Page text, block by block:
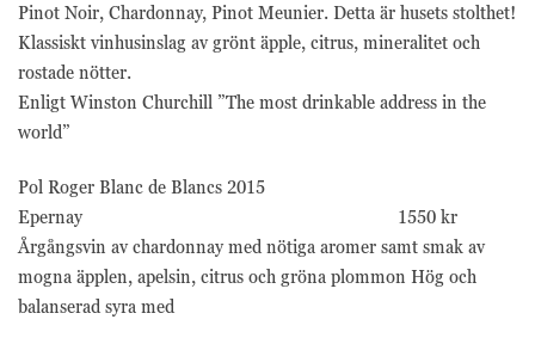
Pinot Noir, Chardonnay, Pinot Meunier. Detta är husets stolthet!
Klassiskt vinhusinslag av grönt äpple, citrus, mineralitet och
rostade nötter.
Enligt Winston Churchill ”The most drinkable address in the
world”
Pol Roger Blanc de Blancs 2015
Epernay
1550 kr
Årgångsvin av chardonnay med nötiga aromer samt smak av
mogna äpplen, apelsin, citrus och gröna plommon Hög och
balanserad syra med
avvisningsfrekvens,
trafikkälla etc.
de viktigaste
prestandaindexen
som hjälper till att